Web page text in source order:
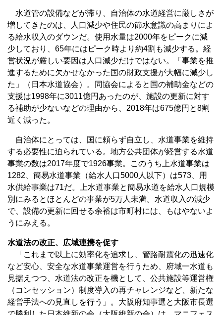
水道管の設備などが滞り、自治体の水道経営に厳しさが
増してきたのは、人口減少や住民の節水意識の高まりによ
る給水収入のダウンだ。使用水量は2000年をピークに減
少しており、65年にはピーク時より約4割も減少する。経
営状況が厳しい要因は人口減少だけではない。「事業を推
進するために欠かせなかった国の財政支援が大幅に減少し
た」（日本水道協会）。同協会によると国の補助金などの
支援は1998年に3011億円あったのが、施設の更新に対す
る補助が少ないなどの理由から、2018年は675億円と8割
近く減った。
自治体にとっては、国に頼らず自立し、水道事業を維持
する必要性に迫られている。地方公共団体が経営する水道
事業の数は2017年度で1926事業。このうち上水道事業は
1282、簡易水道事業（給水人口5000人以下）は573、用
水供給事業は71だ。上水道事業と簡易水道を給水人口規模
別にみるとほとんどの事業が5万人未満。水道収入の減少
で、設備の更新に回せる余裕は市町村には、もはやないよ
うにみえる。
水道法の改正、広域連携を促す
「これまで以上に効率化を追求し、管路耐震化の迅速化
など安心、安全な水道事業運営を行うため、府域一水道も
見据えつつ、水道法の改正を機として、公共施設等運営権
（コンセッション）制度導入の再チャレンジなど、新たな
経営手法への見直しを行う」。大阪府知事選と大阪市長選